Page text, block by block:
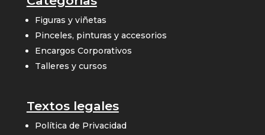
Figuras y viñetas
Pinceles, pinturas y accesorios
Encargos Corporativos
Talleres y cursos
Textos legales
Política de Privacidad